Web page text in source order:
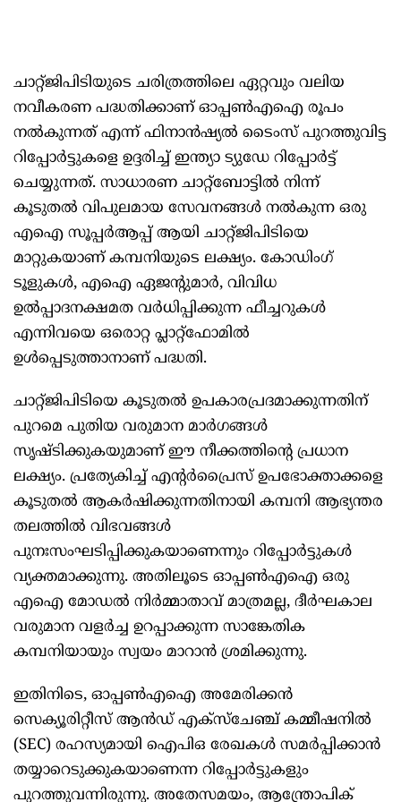
ചാറ്റ്ജിപിടിയുടെ ചരിത്രത്തിലെ ഏറ്റവും വലിയ
നവീകരണ പദ്ധതിക്കാണ് ഓപ്പൺഎഐ രൂപം
നൽകുന്നത് എന്ന് ഫിനാൻഷ്യൽ ടൈംസ് പുറത്തുവിട്ട
റിപ്പോർട്ടുകളെ ഉദ്ദരിച്ച് ഇന്ത്യാ ട്യുഡേ റിപ്പോർട്ട്
ചെയ്യുന്നത്. സാധാരണ ചാറ്റ്ബോട്ടിൽ നിന്ന്
കൂടുതൽ വിപുലമായ സേവനങ്ങൾ നൽകുന്ന ഒരു
എഐ സൂപ്പർആപ്പ് ആയി ചാറ്റ്ജിപിടിയെ
മാറ്റുകയാണ് കമ്പനിയുടെ ലക്ഷ്യം. കോഡിംഗ്
ടൂളുകൾ, എഐ ഏജന്റുമാർ, വിവിധ
ഉൽപ്പാദനക്ഷമത വർധിപ്പിക്കുന്ന ഫീച്ചറുകൾ
എന്നിവയെ ഒരൊറ്റ പ്ലാറ്റ്‌ഫോമിൽ
ഉൾപ്പെടുത്താനാണ് പദ്ധതി.
ചാറ്റ്ജിപിടിയെ കൂടുതൽ ഉപകാരപ്രദമാക്കുന്നതിന്
പുറമെ പുതിയ വരുമാന മാർഗങ്ങൾ
സൃഷ്‍ടിക്കുകയുമാണ് ഈ നീക്കത്തിന്റെ പ്രധാന
ലക്ഷ്യം. പ്രത്യേകിച്ച് എന്റർപ്രൈസ് ഉപഭോക്താക്കളെ
കൂടുതൽ ആകർഷിക്കുന്നതിനായി കമ്പനി ആഭ്യന്തര
തലത്തിൽ വിഭവങ്ങൾ
പുനഃസംഘടിപ്പിക്കുകയാണെന്നും റിപ്പോർട്ടുകൾ
വ്യക്തമാക്കുന്നു. അതിലൂടെ ഓപ്പൺഎഐ ഒരു
എഐ മോഡൽ നിർമ്മാതാവ് മാത്രമല്ല, ദീർഘകാല
വരുമാന വളർച്ച ഉറപ്പാക്കുന്ന സാങ്കേതിക
കമ്പനിയായും സ്വയം മാറാൻ ശ്രമിക്കുന്നു.
ഇതിനിടെ, ഓപ്പൺഎഐ അമേരിക്കൻ
സെക്യൂരിറ്റീസ് ആൻഡ് എക്സ്ചേഞ്ച് കമ്മീഷനിൽ
(SEC) രഹസ്യമായി ഐപിഒ രേഖകൾ സമർപ്പിക്കാൻ
തയ്യാറെടുക്കുകയാണെന്ന റിപ്പോർട്ടുകളും
പുറത്തുവന്നിരുന്നു. അതേസമയം, ആന്ത്രോപിക്